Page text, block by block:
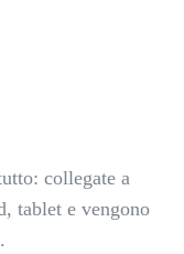
collegate a
tablet e vengono